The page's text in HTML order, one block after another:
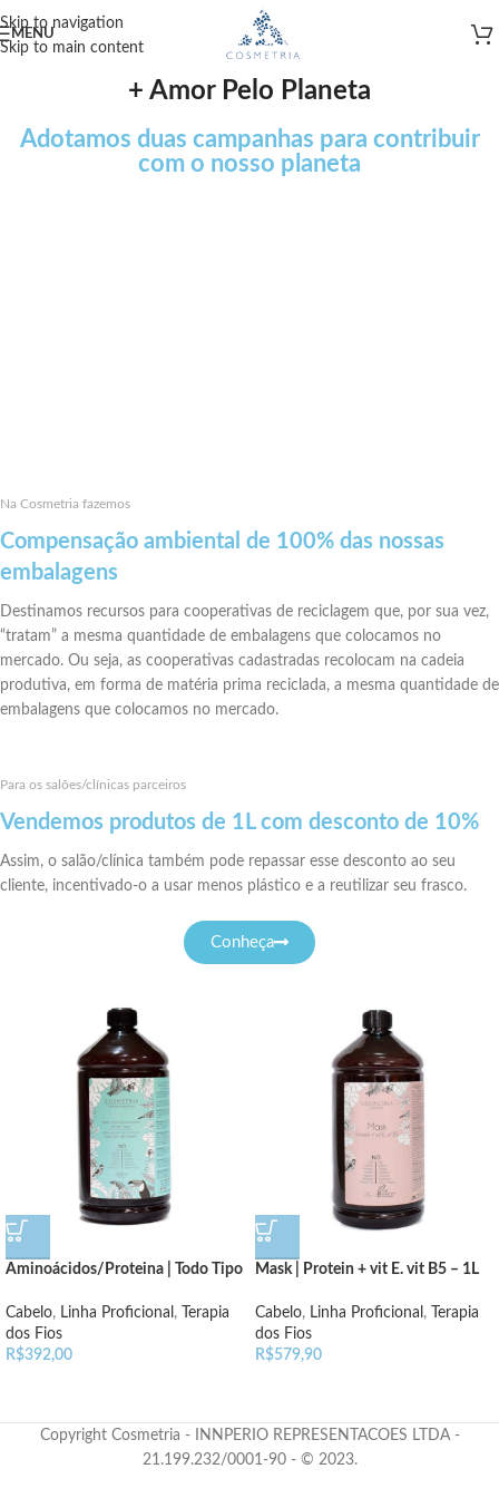
Skip to navigation
Skip to main content
MENU
+ Amor Pelo Planeta
Adotamos duas campanhas para contribuir
com o nosso planeta
Na Cosmetria fazemos
Compensação ambiental de 100% das nossas
embalagens
Destinamos recursos para cooperativas de reciclagem que, por sua vez,
“tratam” a mesma quantidade de embalagens que colocamos no
mercado. Ou seja, as cooperativas cadastradas recolocam na cadeia
produtiva, em forma de matéria prima reciclada, a mesma quantidade de
embalagens que colocamos no mercado.
Para os salões/clínicas parceiros
Vendemos produtos de 1L com desconto de 10%
Assim, o salão/clínica também pode repassar esse desconto ao seu
cliente, incentivado-o a usar menos plástico e a reutilizar seu frasco.
Conheça
Aminoácidos/Proteina | Todo Tipo
Cabelo, Linha Proficional ,
Terapia
dos Fios
R$392,00
Mask | Protein + vit E. vit B5 – 1L
Cabelo, Linha Proficional ,
Terapia
dos Fios
R$579,90
Copyright Cosmetria - INNPERIO REPRESENTACOES LTDA -
21.199.232/0001-90 - © 2023.